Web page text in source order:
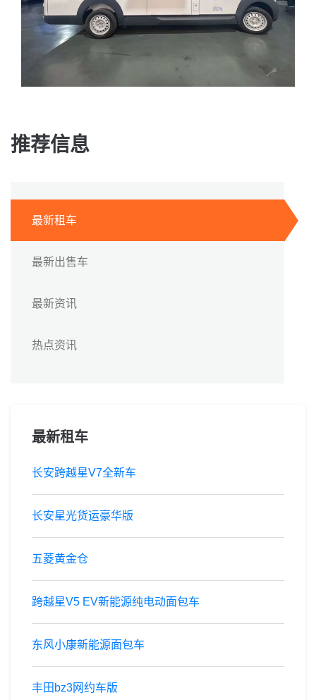
推荐信息
最新租车
最新出售车
最新资讯
热点资讯
最新租车
长安跨越星V7全新车
长安星光货运豪华版
五菱黄金仓
跨越星V5 EV新能源纯电动面包车
东风小康新能源面包车
丰田bz3网约车版